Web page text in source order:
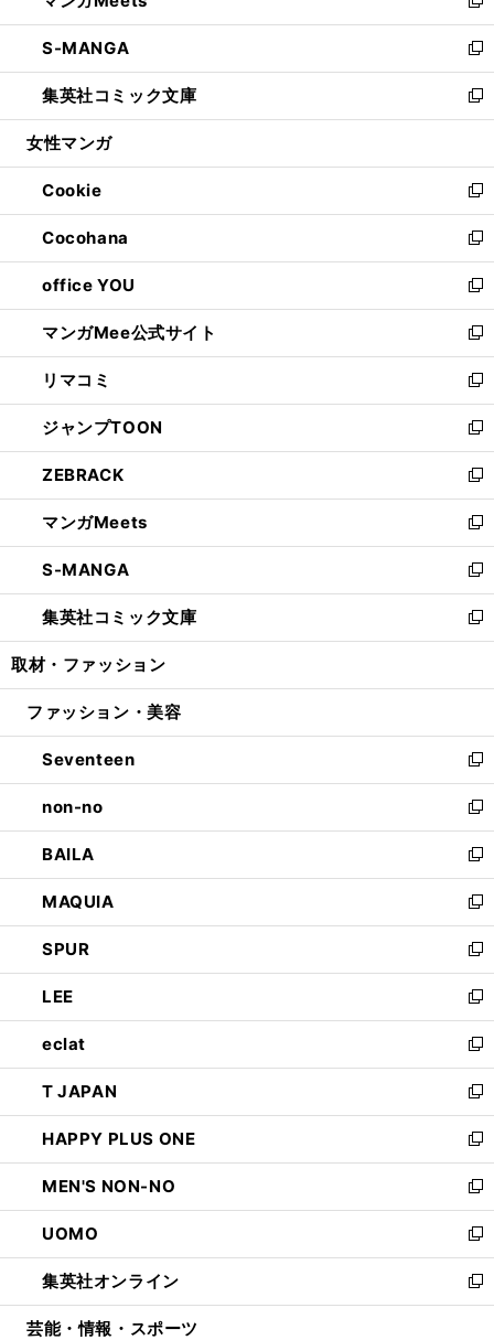
開
く
ウ
で
開
く
ン
ド
ウ
で
開
い
ウ
ィ
ン
ド
ウ
開
く
新
し
い
ウ
ィ
ン
ウ
で
開
く
S-MANGA
新
し
い
ウ
ン
ド
ウ
で
開
く
集英社コミック文庫
新
し
ウ
ィ
ン
ド
ウ
で
開
く
女性マンガ
Cookie
新
し
い
ウ
ィ
ン
ド
ウ
で
開
く
Cocohana
新
し
い
ウ
ィ
ン
ド
ウ
で
開
く
office YOU
新
し
い
ウ
ィ
ン
ド
ウ
で
開
く
マンガMee公式サイト
新
し
い
ウ
ィ
ン
ド
ウ
で
開
く
リマコミ
新
し
い
ウ
ィ
ン
ド
ウ
で
開
く
ジャンプTOON
新
し
い
ウ
ィ
ン
ド
ウ
で
開
ZEBRACK
新
し
い
ウ
ィ
ン
ド
ウ
開
マンガMeets
新
し
い
ウ
ィ
ン
ウ
開
く
S-MANGA
新
し
い
ウ
ン
ウ
で
開
く
集英社コミック文庫
新
し
ウ
ン
ド
ウ
で
開
く
取材・ファッション
ファッション・美容
Seventeen
新
し
い
ウ
ィ
ン
ド
ウ
で
開
く
non-no
新
し
い
ウ
ィ
ン
ド
ウ
で
開
く
BAILA
新
し
い
ウ
ィ
ン
ド
ウ
で
開
く
MAQUIA
新
し
い
ウ
ィ
ン
ド
ウ
で
開
く
SPUR
新
し
い
ウ
ィ
ン
ド
ウ
で
開
く
LEE
新
し
い
ウ
ィ
ン
ド
ウ
で
開
く
eclat
新
し
い
ウ
ィ
ン
ド
ウ
で
開
く
T JAPAN
新
し
い
ウ
ィ
ン
ド
ウ
で
開
HAPPY PLUS ONE
新
し
い
ウ
ィ
ン
ド
ウ
MEN'S NON-NO
新
し
い
ウ
ィ
ン
UOMO
新
し
い
ウ
集英社オンライン
新
し
芸能・情報・スポーツ